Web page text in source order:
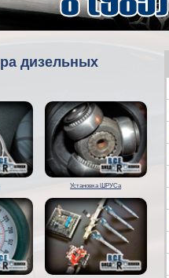
дизельных
Установка ШРУСа